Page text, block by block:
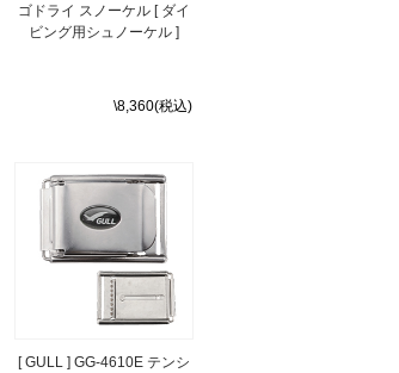
ゴドライ スノーケル [ ダイ
ビング用シュノーケル ]
\8,360(税込)
[ GULL ] GG-4610E テンシ